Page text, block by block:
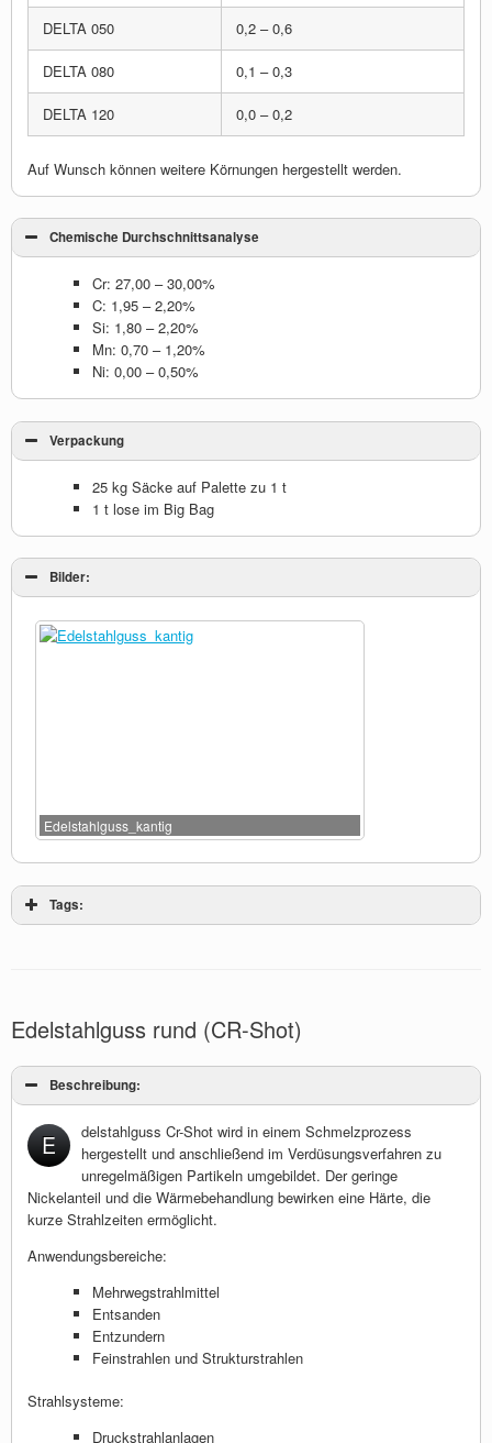
DELTA 050 0,2 – 0,6
DELTA 080 0,1 – 0,3
DELTA 120 0,0 – 0,2
Auf Wunsch können weitere Körnungen hergestellt werden.
Chemische Durchschnittsanalyse
Cr: 27,00 – 30,00%
C: 1,95 – 2,20%
Si: 1,80 – 2,20%
Mn: 0,70 – 1,20%
Ni: 0,00 – 0,50%
Verpackung
25 kg Säcke auf Palette zu 1 t
1 t lose im Big Bag
Bilder:
Edelstahlguss_kantig
Tags:
Edelstahlguss rund (CR-Shot)
Beschreibung:
E
delstahlguss Cr-Shot wird in einem Schmelzprozess
hergestellt und anschließend im Verdüsungsverfahren zu
unregelmäßigen Partikeln umgebildet. Der geringe
Nickelanteil und die Wärmebehandlung bewirken eine Härte, die
kurze Strahlzeiten ermöglicht.
Anwendungsbereiche:
Mehrwegstrahlmittel
Entsanden
Entzundern
Feinstrahlen und Strukturstrahlen
Strahlsysteme:
Druckstrahlanlagen